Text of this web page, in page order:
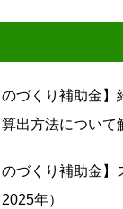
のづくり補助金】
出方法について
のづくり補助金
年）